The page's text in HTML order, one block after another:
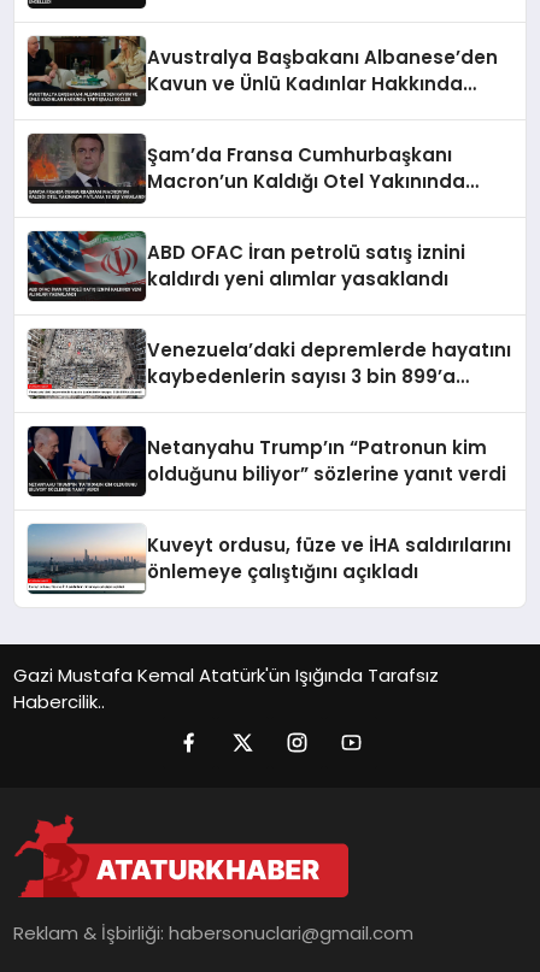
Avustralya Başbakanı Albanese’den
Kavun ve Ünlü Kadınlar Hakkında
Şam’da Fransa Cumhurbaşkanı
Macron’un Kaldığı Otel Yakınında
ABD OFAC İran petrolü satış iznini
kaldırdı yeni alımlar yasaklandı
Venezuela’daki depremlerde hayatını
kaybedenlerin sayısı 3 bin 899’a
Netanyahu Trump’ın “Patronun kim
olduğunu biliyor” sözlerine yanıt verdi
Kuveyt ordusu, füze ve İHA saldırılarını
önlemeye çalıştığını açıkladı
Gazi Mustafa Kemal Atatürk'ün Işığında Tarafsız
Habercilik..
Reklam & İşbirliği:habersonuclari@gmail.com